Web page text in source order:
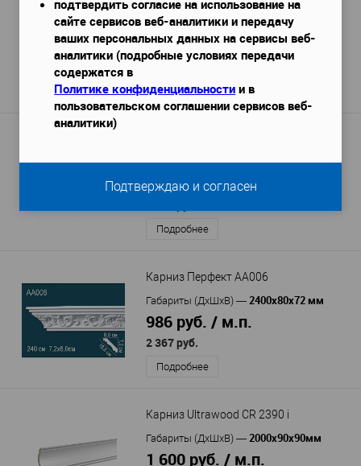
Габариты (ДхШхВ)—2000x100x190 мм
4 231 руб. / м.п.
8 462 руб.
Подробнее
Габариты (ДхШхВ)—2000х78х81 мм
2 197 руб. / м.п.
Подробнее
Карниз Перфект AA006
Габариты (ДхШхВ) — 2400x80x72 мм
986 руб. / м.п.
2 367 руб.
Подробнее
Карниз Ultrawood CR 2390 i
Габариты (ДхШхВ) — 2000x90x90мм
1 600 руб. / м.п.
подтвердить согласие на использование на
сайте сервисов веб-аналитики и передачу
ваших персональных данных на сервисы веб-
аналитики (подробные условиях передачи
содержатся в
Политике конфиденциальности и в
пользовательском соглашении сервисов веб-
аналитики)
Подтверждаю и согласен